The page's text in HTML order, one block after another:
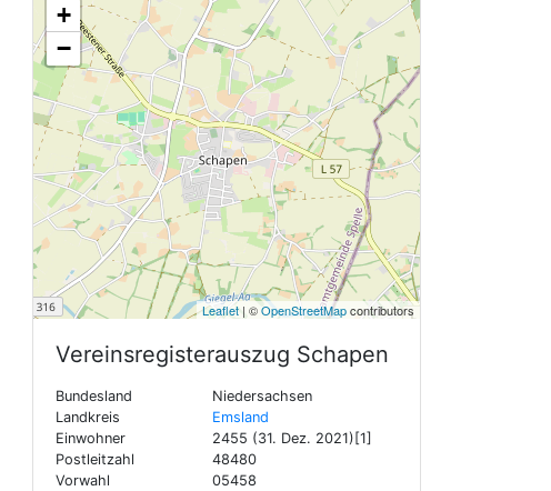
+
−
Leaflet | ©OpenStreetMapcontributors
Vereinsregisterauszug Schapen
Bundesland
Niedersachsen
Landkreis
Emsland
Einwohner
2455 (31. Dez. 2021)[1]
Postleitzahl
48480
Vorwahl
05458